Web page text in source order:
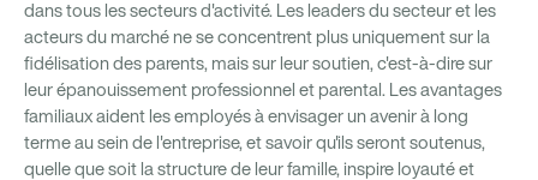
dans tous les secteurs d'activité. Les leaders du secteur et les
acteurs du marché ne se concentrent plus uniquement sur la
fidélisation des parents, mais sur leur soutien, c'est-à-dire sur
leur épanouissement professionnel et parental. Les avantages
familiaux aident les employés à envisager un avenir à long
terme au sein de l'entreprise, et savoir qu'ils seront soutenus,
quelle que soit la structure de leur famille, inspire loyauté et